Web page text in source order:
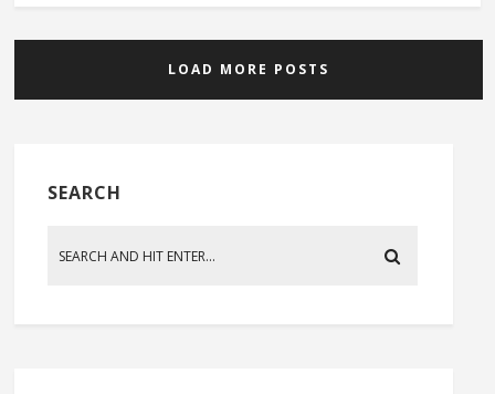
LOAD MORE POSTS
SEARCH